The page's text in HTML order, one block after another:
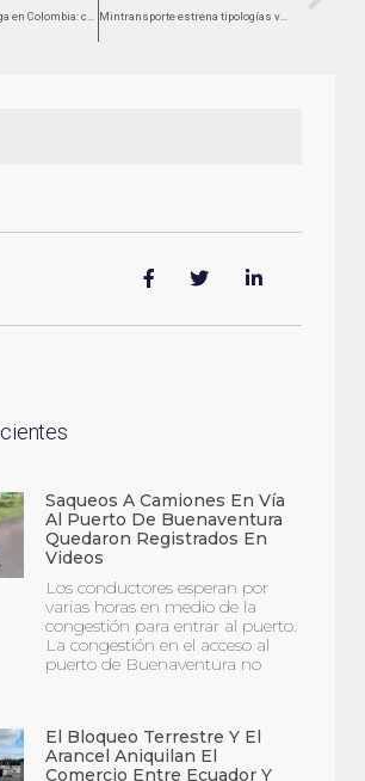
Transporte de carga en Colombia: combustibles y peajes disparan los costos pese a respiro mensual Mintransporte estrena tipologías vehiculares de su sistema de información de gastos
Saqueos A Camiones En Vía
Al Puerto De Buenaventura
Quedaron Registrados En
Videos
Los conductores esperan por
varias horas en medio de la
congestión para entrar al puerto.
La congestión en el acceso al
puerto de Buenaventura no
El Bloqueo Terrestre Y El
Arancel Aniquilan El
Comercio Entre Ecuador Y